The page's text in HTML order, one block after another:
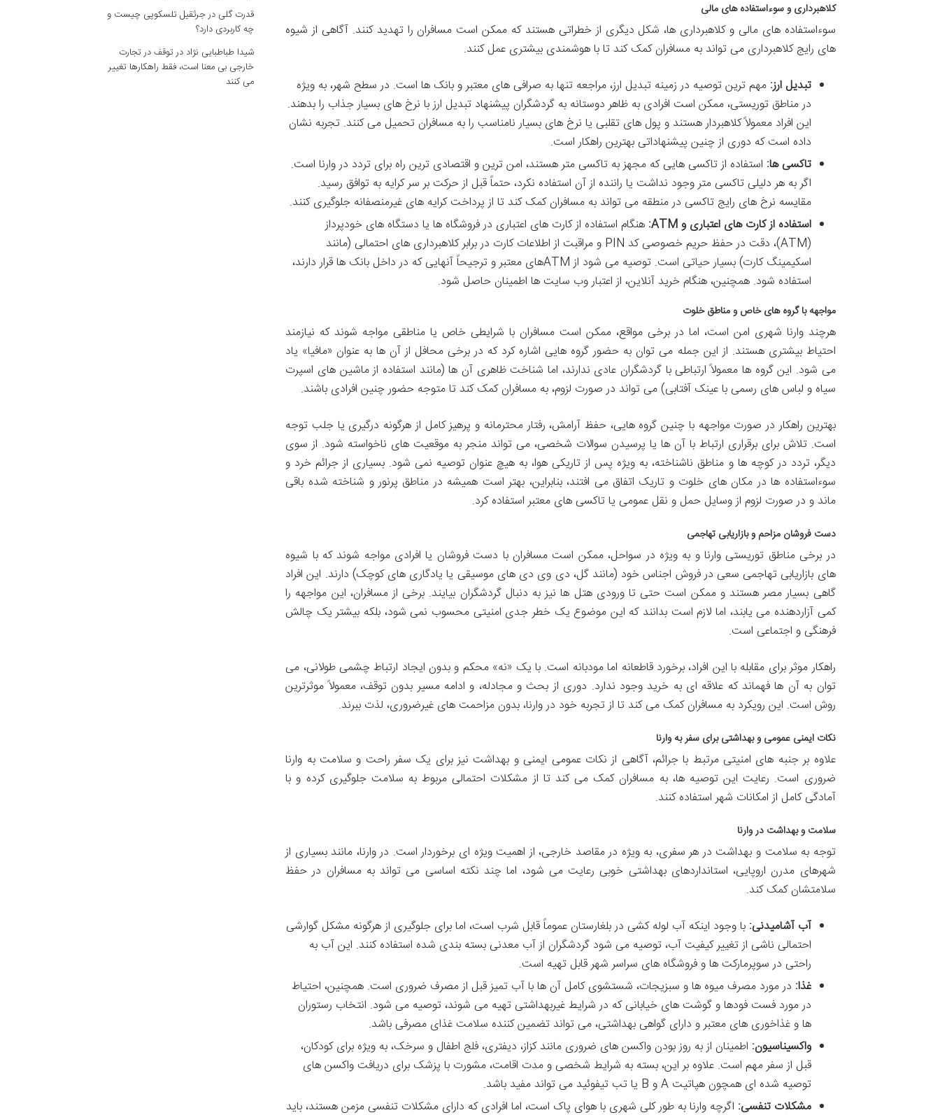
کلاهبرداری و سوءاستفاده های مالی
سوءاستفاده های مالی و کلاهبرداری ها، شکل دیگری از خطراتی هستند که ممکن است مسافران را تهدید کنند. آگاهی از شیوه
های رایج کلاهبرداری می تواند به مسافران کمک کند تا با هوشمندی بیشتری عمل کنند.
تبدیل ارز: مهم ترین توصیه در زمینه تبدیل ارز، مراجعه تنها به صرافی های معتبر و بانک ها است. در سطح شهر، به ویژه
در مناطق توریستی، ممکن است افرادی به ظاهر دوستانه به گردشگران پیشنهاد تبدیل ارز با نرخ های بسیار جذاب را بدهند.
این افراد معمولاً کلاهبردار هستند و پول های تقلبی یا نرخ های بسیار نامناسب را به مسافران تحمیل می کنند. تجربه نشان
داده است که دوری از چنین پیشنهاداتی بهترین راهکار است.
تاکسی ها: استفاده از تاکسی هایی که مجهز به تاکسی متر هستند، امن ترین و اقتصادی ترین راه برای تردد در وارنا است.
اگر به هر دلیلی تاکسی متر وجود نداشت یا راننده از آن استفاده نکرد، حتماً قبل از حرکت بر سر کرایه به توافق رسید.
مقایسه نرخ های رایج تاکسی در منطقه می تواند به مسافران کمک کند تا از پرداخت کرایه های غیرمنصفانه جلوگیری کنند.
استفاده از کارت های اعتباری و ATM:
هنگام استفاده از کارت های اعتباری در فروشگاه ها یا دستگاه های خودپرداز
(ATM)، دقت در حفظ حریم خصوصی کد PIN و مراقبت از اطلاعات کارت در برابر کلاهبرداری های احتمالی (مانند
اسکیمینگ کارت) بسیار حیاتی است. توصیه می شود از ATMهای معتبر و ترجیحاً آنهایی که در داخل بانک ها قرار دارند،
استفاده شود. همچنین، هنگام خرید آنلاین، از اعتبار وب سایت ها اطمینان حاصل شود.
مواجهه با گروه های خاص و مناطق خلوت
هرچند وارنا شهری امن است، اما در برخی مواقع، ممکن است مسافران با شرایطی خاص یا مناطقی مواجه شوند که نیازمند
احتیاط بیشتری هستند. از این جمله می توان به حضور گروه هایی اشاره کرد که در برخی محافل از آن ها به عنوان «مافیا» یاد
می شود. این گروه ها معمولاً ارتباطی با گردشگران عادی ندارند، اما شناخت ظاهری آن ها (مانند استفاده از ماشین های اسپرت
سیاه و لباس های رسمی با عینک آفتابی) می تواند در صورت لزوم، به مسافران کمک کند تا متوجه حضور چنین افرادی باشند.
بهترین راهکار در صورت مواجهه با چنین گروه هایی، حفظ آرامش، رفتار محترمانه و پرهیز کامل از هرگونه درگیری یا جلب توجه
است. تلاش برای برقراری ارتباط با آن ها یا پرسیدن سوالات شخصی، می تواند منجر به موقعیت های ناخواسته شود. از سوی
دیگر، تردد در کوچه ها و مناطق ناشناخته، به ویژه پس از تاریکی هوا، به هیچ عنوان توصیه نمی شود. بسیاری از جرائم خرد و
سوءاستفاده ها در مکان های خلوت و تاریک اتفاق می افتند، بنابراین، بهتر است همیشه در مناطق پرنور و شناخته شده باقی
ماند و در صورت لزوم از وسایل حمل و نقل عمومی یا تاکسی های معتبر استفاده کرد.
دست فروشان مزاحم و بازاریابی تهاجمی
در برخی مناطق توریستی وارنا و به ویژه در سواحل، ممکن است مسافران با دست فروشان یا افرادی مواجه شوند که با شیوه
های بازاریابی تهاجمی سعی در فروش اجناس خود (مانند گل، دی وی دی های موسیقی یا یادگاری های کوچک) دارند. این افراد
گاهی بسیار مصر هستند و ممکن است حتی تا ورودی هتل ها نیز به دنبال گردشگران بیایند. برخی از مسافران، این مواجهه را
کمی آزاردهنده می یابند، اما لازم است بدانند که این موضوع یک خطر جدی امنیتی محسوب نمی شود، بلکه بیشتر یک چالش
فرهنگی و اجتماعی است.
راهکار موثر برای مقابله با این افراد، برخورد قاطعانه اما مودبانه است. با یک «نه» محکم و بدون ایجاد ارتباط چشمی طولانی، می
توان به آن ها فهماند که علاقه ای به خرید وجود ندارد. دوری از بحث و مجادله، و ادامه مسیر بدون توقف، معمولاً موثرترین
روش است. این رویکرد به مسافران کمک می کند تا از تجربه خود در وارنا، بدون مزاحمت های غیرضروری، لذت ببرند.
نکات ایمنی عمومی و بهداشتی برای سفر به وارنا
علاوه بر جنبه های امنیتی مرتبط با جرائم، آگاهی از نکات عمومی ایمنی و بهداشت نیز برای یک سفر راحت و سلامت به وارنا
ضروری است. رعایت این توصیه ها، به مسافران کمک می کند تا از مشکلات احتمالی مربوط به سلامت جلوگیری کرده و با
آمادگی کامل از امکانات شهر استفاده کنند.
سلامت و بهداشت در وارنا
توجه به سلامت و بهداشت در هر سفری، به ویژه در مقاصد خارجی، از اهمیت ویژه ای برخوردار است. در وارنا، مانند بسیاری از
شهرهای مدرن اروپایی، استانداردهای بهداشتی خوبی رعایت می شود، اما چند نکته اساسی می تواند به مسافران در حفظ
سلامتشان کمک کند.
آب آشامیدنی: با وجود اینکه آب لوله کشی در بلغارستان عموماً قابل شرب است، اما برای جلوگیری از هرگونه مشکل گوارشی
احتمالی ناشی از تغییر کیفیت آب، توصیه می شود گردشگران از آب معدنی بسته بندی شده استفاده کنند. این آب به
راحتی در سوپرمارکت ها و فروشگاه های سراسر شهر قابل تهیه است.
غذا: در مورد مصرف میوه ها و سبزیجات، شستشوی کامل آن ها با آب تمیز قبل از مصرف ضروری است. همچنین، احتیاط
در مورد فست فودها و گوشت های خیابانی که در شرایط غیربهداشتی تهیه می شوند، توصیه می شود. انتخاب رستوران
ها و غذاخوری های معتبر و دارای گواهی بهداشتی، می تواند تضمین کننده سلامت غذای مصرفی باشد.
واکسیناسیون: اطمینان از به روز بودن واکسن های ضروری مانند کزاز، دیفتری، فلج اطفال و سرخک، به ویژه برای کودکان،
قبل از سفر مهم است. علاوه بر این، بسته به شرایط شخصی و مدت اقامت، مشورت با پزشک برای دریافت واکسن های
توصیه شده ای همچون هپاتیت A و B یا تب تیفوئید می تواند مفید باشد.
مشکلات تنفسی: اگرچه وارنا به طور کلی شهری با هوای پاک است، اما افرادی که دارای مشکلات تنفسی مزمن هستند، باید
قدرت گلی درجرثقیل تلسکوپی چیست و
چه کاربردی دارد؟
شیدا طباطبایی نژاد درتوقف در تجارت
خارجی بی معنا است، فقط راهکارها تغییر
می کنند